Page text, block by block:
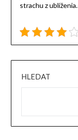
strachu z ublíženia.
HLEDAT